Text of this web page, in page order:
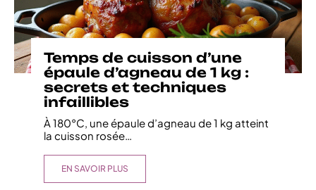
Temps de cuisson d’une
épaule d’agneau de 1 kg :
secrets et techniques
infaillibles
À 180°C, une épaule d’agneau de 1 kg atteint
la cuisson rosée…
EN SAVOIR PLUS